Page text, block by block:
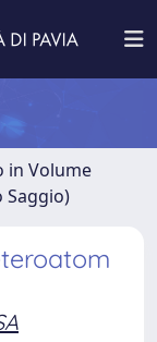
in Volume
Saggio)